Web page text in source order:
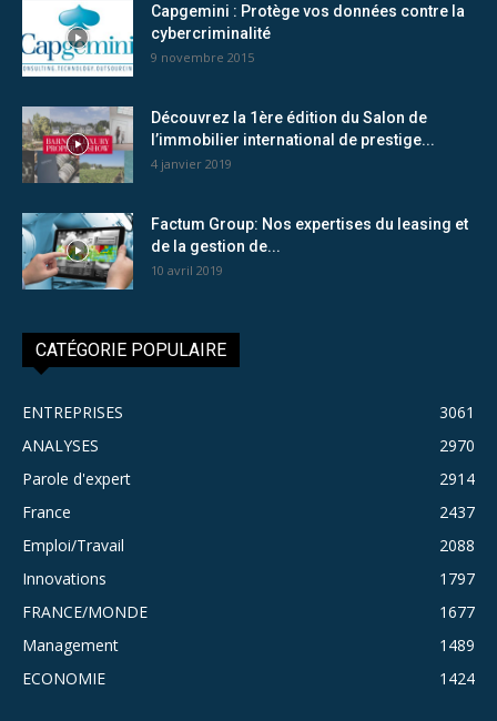
Capgemini : Protège vos données contre la
cybercriminalité
9 novembre 2015
Découvrez la 1ère édition du Salon de
l’immobilier international de prestige...
4 janvier 2019
Factum Group: Nos expertises du leasing et
de la gestion de...
10 avril 2019
CATÉGORIE POPULAIRE
ENTREPRISES
3061
ANALYSES
2970
Parole d'expert
2914
France
2437
Emploi/Travail
2088
Innovations
1797
FRANCE/MONDE
1677
Management
1489
ECONOMIE
1424